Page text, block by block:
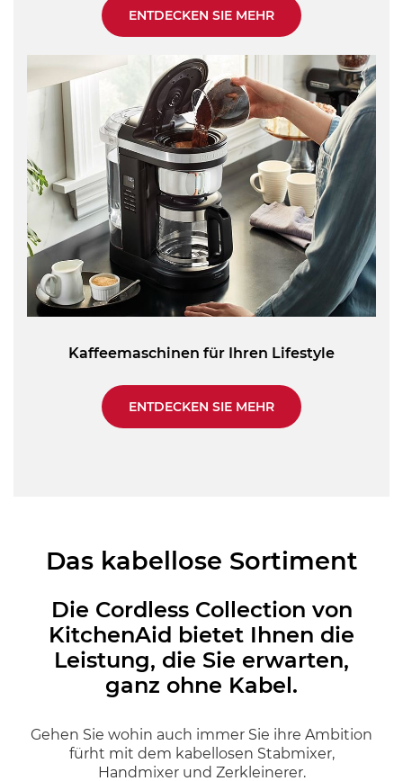
ENTDECKEN SIE MEHR
Kaffeemaschinen für Ihren Lifestyle
ENTDECKEN SIE MEHR
Das kabellose Sortiment
Die Cordless Collection von
KitchenAid bietet Ihnen die
Leistung, die Sie erwarten,
ganz ohne Kabel.
Gehen Sie wohin auch immer Sie ihre Ambition
fürht mit dem kabellosen Stabmixer,
Handmixer und Zerkleinerer.